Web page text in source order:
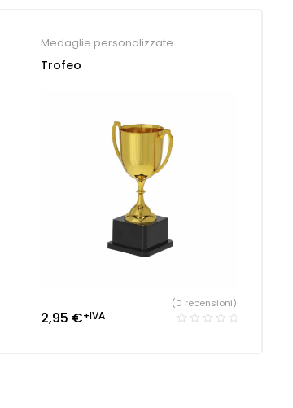
Medaglie personalizzate
Trofeo
2,95 €+IVA
(0 recensioni)